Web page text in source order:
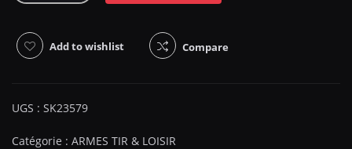
Add to wishlist Compare
UGS : SK23579
Catégorie : ARMES TIR & LOISIR